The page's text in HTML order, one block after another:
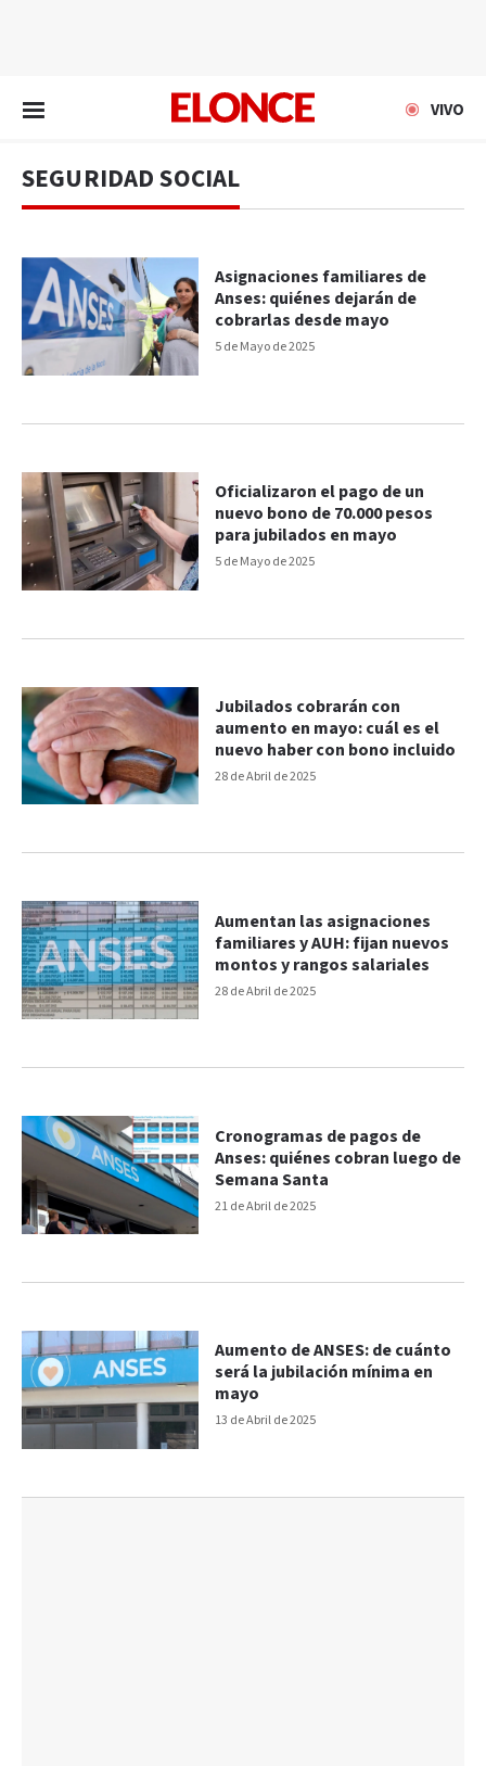
VIVO
SEGURIDAD SOCIAL
5 de Mayo de 2025
Asignaciones familiares de
Anses: quiénes dejarán de
cobrarlas desde mayo
5 de Mayo de 2025
Oficializaron el pago de un
nuevo bono de 70.000 pesos
para jubilados en mayo
28 de Abril de 2025
Jubilados cobrarán con
aumento en mayo: cuál es el
nuevo haber con bono incluido
28 de Abril de 2025
Aumentan las asignaciones
familiares y AUH: fijan nuevos
montos y rangos salariales
21 de Abril de 2025
Cronogramas de pagos de
Anses: quiénes cobran luego de
Semana Santa
13 de Abril de 2025
Aumento de ANSES: de cuánto
será la jubilación mínima en
mayo